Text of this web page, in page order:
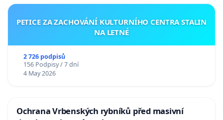
PETICE ZA ZACHOVÁNÍ KULTURNÍHO CENTRA STALIN
NA LETNÉ
2 726 podpisů
156 Podpisy / 7 dní
4 May 2026
Ochrana Vrbenských rybníků před masivní